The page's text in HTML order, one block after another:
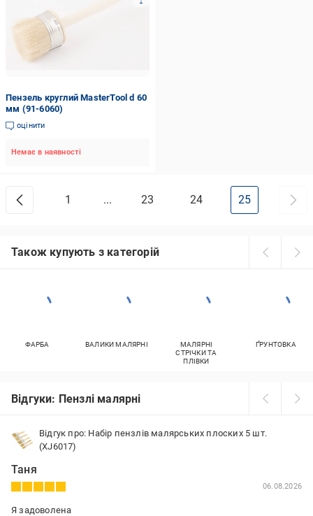
Пензель круглий MasterTool d 60
мм (91-6060)
оцінити
Немає в наявності
1 ... 23 24 25
Також купують з категорій
ФАРБА ВАЛИКИ МАЛЯРНІ
МАЛЯРНІ
СТРІЧКИ ТА
ПЛІВКИ
ҐРУНТОВКА
Відгуки: Пензлі малярні
Відгук про: Набір пензлів малярських плоских 5 шт.
(XJ6017)
Таня
06.08.2026
Я задоволена